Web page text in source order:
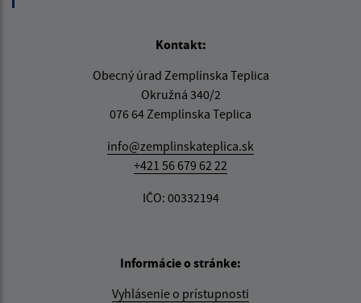
Kontakt:
Obecný úrad Zemplínska Teplica
Okružná 340/2
076 64 Zemplínska Teplica
info@zemplinskateplica.sk
+421 56 679 62 22
IČO: 00332194
Informácie o stránke:
Vyhlásenie o prístupnosti